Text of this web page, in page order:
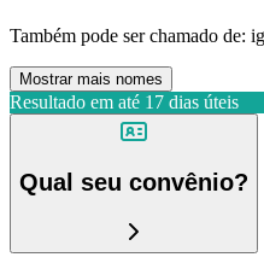
Também pode ser chamado de:
Mostrar mais nomes
Resultado em até 17 dias úteis
Qual seu convênio?